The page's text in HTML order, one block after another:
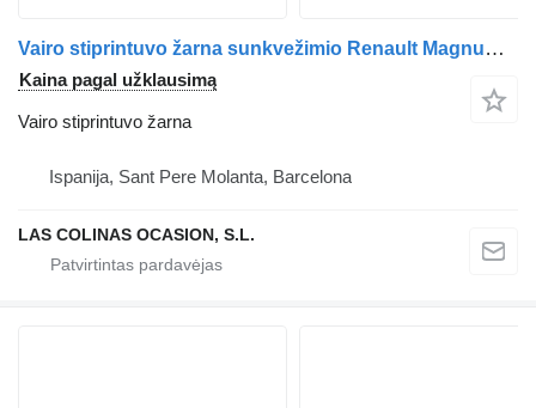
Vairo stiprintuvo žarna sunkvežimio Renault Magnum 4XX.18/4XX.26 02 ->
Kaina pagal užklausimą
Vairo stiprintuvo žarna
Ispanija, Sant Pere Molanta, Barcelona
LAS COLINAS OCASION, S.L.